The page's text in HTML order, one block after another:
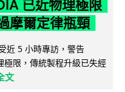
已近物理極限
摩爾定律瓶頸
近 5 小時專訪，警告
限，傳統製程升級已失經
文